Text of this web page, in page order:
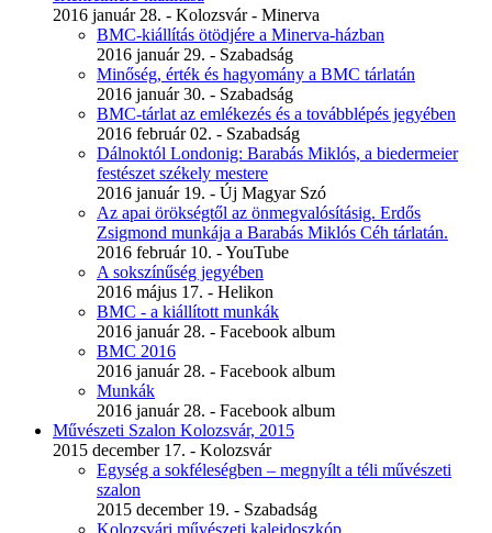
2016 január 28. - Kolozsvár - Minerva
BMC-kiállítás ötödjére a Minerva-házban
2016 január 29. - Szabadság
Minőség, érték és hagyomány a BMC tárlatán
2016 január 30. - Szabadság
BMC-tárlat az emlékezés és a továbblépés jegyében
2016 február 02. - Szabadság
Dálnoktól Londonig: Barabás Miklós, a biedermeier
festészet székely mestere
2016 január 19. - Új Magyar Szó
Az apai örökségtől az önmegvalósításig. Erdős
Zsigmond munkája a Barabás Miklós Céh tárlatán.
2016 február 10. - YouTube
A sokszínűség jegyében
2016 május 17. - Helikon
BMC - a kiállított munkák
2016 január 28. - Facebook album
BMC 2016
2016 január 28. - Facebook album
Munkák
2016 január 28. - Facebook album
Művészeti Szalon Kolozsvár, 2015
2015 december 17. - Kolozsvár
Egység a sokféleségben – megnyílt a téli művészeti
szalon
2015 december 19. - Szabadság
Kolozsvári művészeti kaleidoszkóp